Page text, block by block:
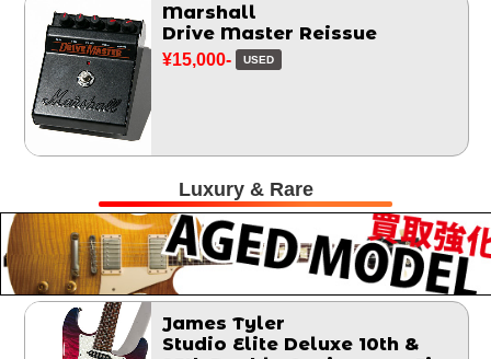
Marshall
Drive Master Reissue
¥15,000- USED
Luxury & Rare
James Tyler
Studio Elite Deluxe 10th &